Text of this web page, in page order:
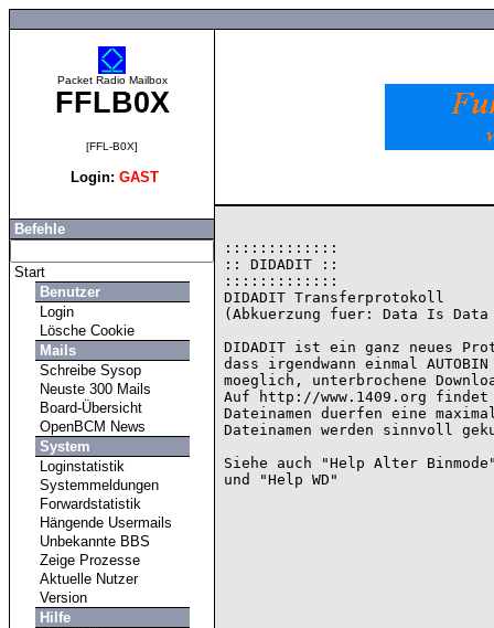
Packet Radio Mailbox
FFLB0X
[FFL-B0X]
Login: GAST
Befehle
Start
Benutzer
Login
Lösche Cookie
Mails
Schreibe Sysop
Neuste 300 Mails
Board-Übersicht
OpenBCM News
System
Loginstatistik
Systemmeldungen
Forwardstatistik
Hängende Usermails
Unbekannte BBS
Zeige Prozesse
Aktuelle Nutzer
Version
Hilfe
:::::::::::::
:: DIDADIT ::
:::::::::::::
DIDADIT Transferprotokoll
(Abkuerzung fuer: Data Is
DIDADIT ist ein ganz neues
dass irgendwann einmal
moeglich, unterbrochene
Auf http://www.1409.org findet
Dateinamen duerfen eine
Dateinamen werden sinnvoll
Siehe auch "Help Alter